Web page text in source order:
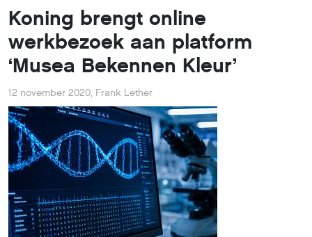
Koning brengt online
werkbezoek aan platform
‘Musea Bekennen Kleur’
12 november 2020, Frank Lether